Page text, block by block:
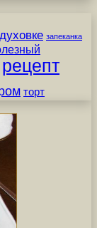
духовке запеканка
рецепт
торт